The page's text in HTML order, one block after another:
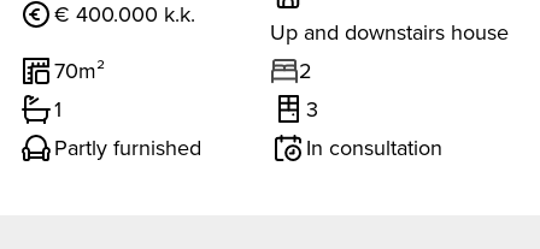
€ 400.000 k.k.
Up and downstairs house
70m²
2
1
3
Partly furnished
In consultation